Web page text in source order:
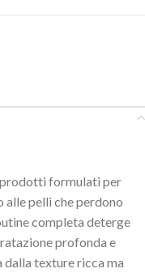
formulati per
pelli che perdono
completa deterge
profonda e
dalla texture ricca ma